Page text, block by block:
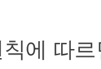
에 따